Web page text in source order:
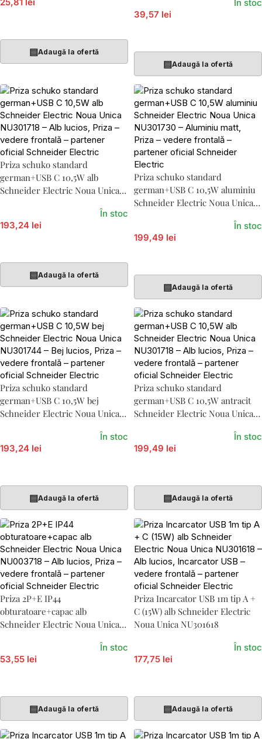
▤Adaugă la ofertă
39,57 lei
În stoc
▤Adaugă la ofertă
Priza schuko standard
german+USB C 10,5W alb
Schneider Electric Noua Unica
193,24 lei
În stoc
▤Adaugă la ofertă
Priza schuko standard
german+USB C 10,5W aluminiu
Schneider Electric Noua Unica
199,49 lei
În stoc
▤Adaugă la ofertă
Priza schuko standard
german+USB C 10,5W bej
Schneider Electric Noua Unica
193,24 lei
În stoc
▤Adaugă la ofertă
Priza schuko standard
german+USB C 10,5W antracit
Schneider Electric Noua Unica
199,49 lei
În stoc
▤Adaugă la ofertă
Priza 2P+E IP44
obturatoare+capac alb
Schneider Electric Noua Unica
53,55 lei
În stoc
▤Adaugă la ofertă
Priza Incarcator USB 1m tip A +
C (15W) alb Schneider Electric
Noua Unica NU301618
177,75 lei
În stoc
▤Adaugă la ofertă